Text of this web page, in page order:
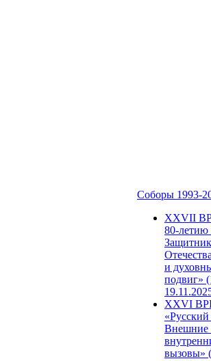
Соборы 1993-
ХХVII
80-
и
подвиг»
XXVI
Внешние
вызовы»